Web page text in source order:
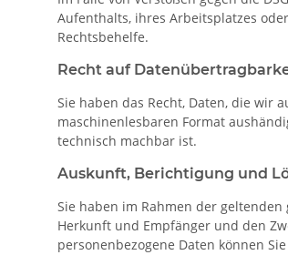
Aufenthalts, ihres Arbeitsplatzes
Rechtsbehelfe.
Recht auf
Sie haben das Recht, Daten, die wir
maschinenlesbaren Format
technisch machbar ist.
Auskunft, Berichtigung und
Sie haben im Rahmen der
Herkunft und Empfänger und den
personenbezogene Daten können